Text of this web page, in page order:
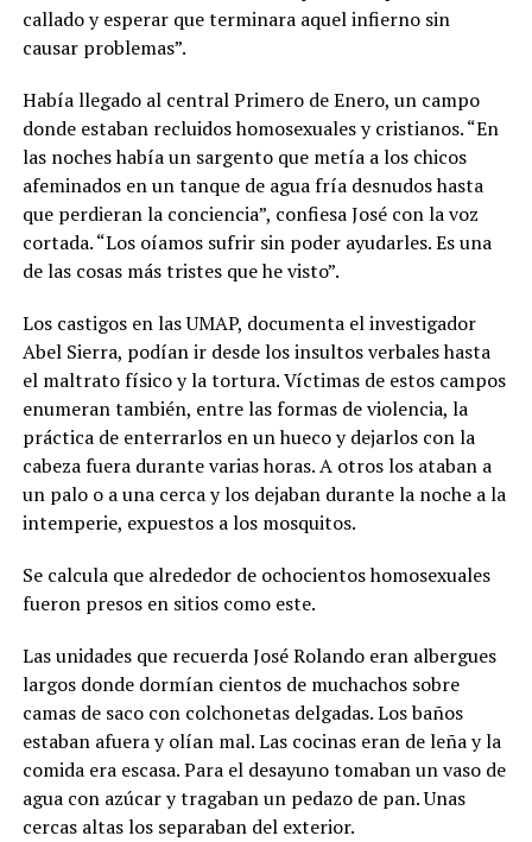
callado y esperar que terminara aquel infierno sin
causar problemas”.
Había llegado al central Primero de Enero, un campo
donde estaban recluidos homosexuales y cristianos. “En
las noches había un sargento que metía a los chicos
afeminados en un tanque de agua fría desnudos hasta
que perdieran la conciencia”, confiesa José con la voz
cortada. “Los oíamos sufrir sin poder ayudarles. Es una
de las cosas más tristes que he visto”.
Los castigos en las UMAP, documenta el investigador
Abel Sierra, podían ir desde los insultos verbales hasta
el maltrato físico y la tortura. Víctimas de estos campos
enumeran también, entre las formas de violencia, la
práctica de enterrarlos en un hueco y dejarlos con la
cabeza fuera durante varias horas. A otros los ataban a
un palo o a una cerca y los dejaban durante la noche a la
intemperie, expuestos a los mosquitos.
Se calcula que alrededor de ochocientos homosexuales
fueron presos en sitios como este.
Las unidades que recuerda José Rolando eran albergues
largos donde dormían cientos de muchachos sobre
camas de saco con colchonetas delgadas. Los baños
estaban afuera y olían mal. Las cocinas eran de leña y la
comida era escasa. Para el desayuno tomaban un vaso de
agua con azúcar y tragaban un pedazo de pan. Unas
cercas altas los separaban del exterior.